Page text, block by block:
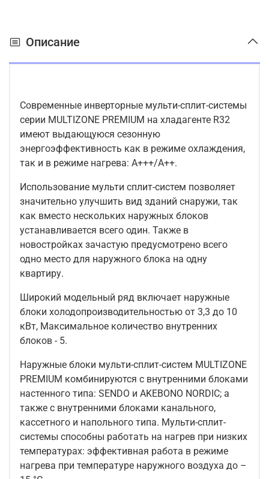
Описание
Современные инверторные мульти-сплит-системы
серии MULTIZONE PREMIUM на хладагенте R32
имеют выдающуюся сезонную
энергоэффективность как в режиме охлаждения,
так и в режиме нагрева: А+++/A++.
Использование мульти сплит-систем позволяет
значительно улучшить вид зданий снаружи, так
как вместо нескольких наружных блоков
устанавливается всего один. Также в
новостройках зачастую предусмотрено всего
одно место для наружного блока на одну
квартиру.
Широкий модельный ряд включает наружные
блоки холодопроизводительностью от 3,3 до 10
кВт, Максимальное количество внутренних
блоков - 5.
Наружные блоки мульти-сплит-систем MULTIZONE
PREMIUM комбинируются с внутренними блоками
настенного типа: SENDO и AKEBONO NORDIC; а
также с внутренними блоками канального,
кассетного и напольного типа. Мульти-сплит-
системы способны работать на нагрев при низких
температурах: эффективная работа в режиме
нагрева при температуре наружного воздуха до –